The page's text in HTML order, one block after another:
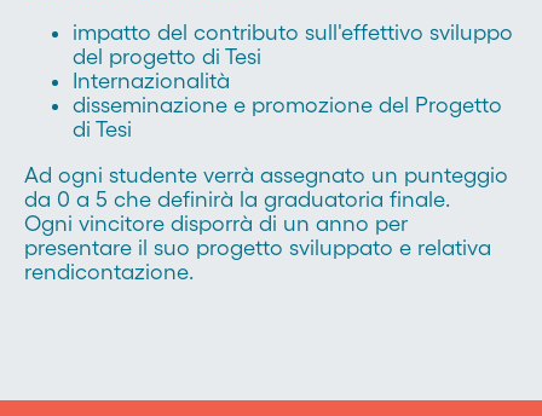
impatto del contributo sull'effettivo sviluppo
del progetto di Tesi
Internazionalità
disseminazione e promozione del Progetto
di Tesi
Ad ogni studente verrà assegnato un punteggio
da 0 a 5 che definirà la graduatoria finale.
Ogni vincitore disporrà di un anno per
presentare il suo progetto sviluppato e relativa
rendicontazione.